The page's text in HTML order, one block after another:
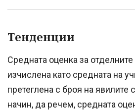
Тенденции
Средната оценка за
изчислена като средната на
претеглена с броя на явилите
начин, да речем, средната